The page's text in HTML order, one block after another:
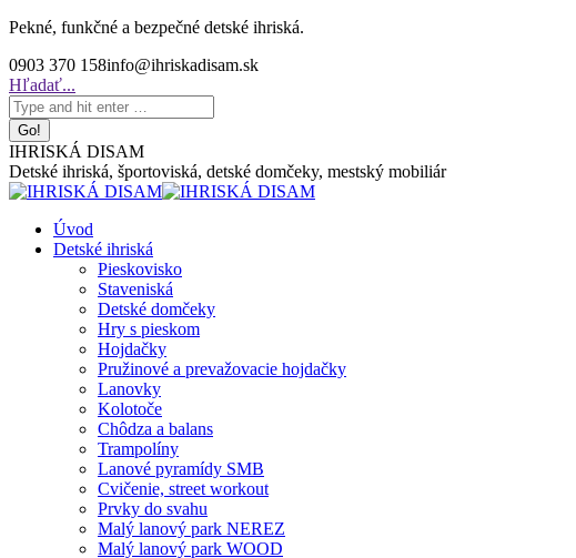
Skip
content
Pekné, funkčné a bezpečné detské ihriská.
0903 370 158info@ihriskadisam.sk
Search:
Hľadať...
IHRISKÁ DISAM
Detské ihriská, športoviská, detské domčeky, mestský mobiliár
Úvod
Detské ihriská
Pieskovisko
Staveniská
Detské domčeky
Hry s pieskom
Hojdačky
Pružinové a prevažovacie hojdačky
Lanovky
Kolotoče
Chôdza a balans
Trampolíny
Lanové pyramídy SMB
Cvičenie, street workout
Prvky do svahu
Malý lanový park NEREZ
Malý lanový park WOOD